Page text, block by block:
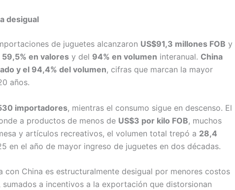
desigual
de juguetes alcanzaron US$91,3 millones FOB y
59,5% en valores y del 94% en volumen interanual. China
y el 94,4% del volumen, cifras que marcan la mayor
años.
importadores, mientras el consumo sigue en descenso. El
a productos de menos de US$3 por kilo FOB, muchos
y artículos recreativos, el volumen total trepó a 28,4
en el año de mayor ingreso de juguetes en dos décadas.
con China es estructuralmente desigual por menores costos
a incentivos a la exportación que distorsionan